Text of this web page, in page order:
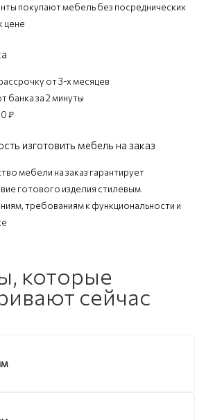
покупают мебель без посреднических
цене
от 3-х месяцев
банка за 2 минуты
₽
изготовить мебель на заказ
мебели на заказ гарантирует
готового изделия стилевым
требованиям к функциональности и
которые
сейчас